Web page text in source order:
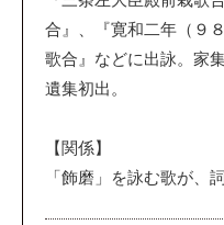
合』、『寛和二年（９
歌合』などに出詠。家
遺集初出。
【関係】
「飾磨」を詠む歌が、